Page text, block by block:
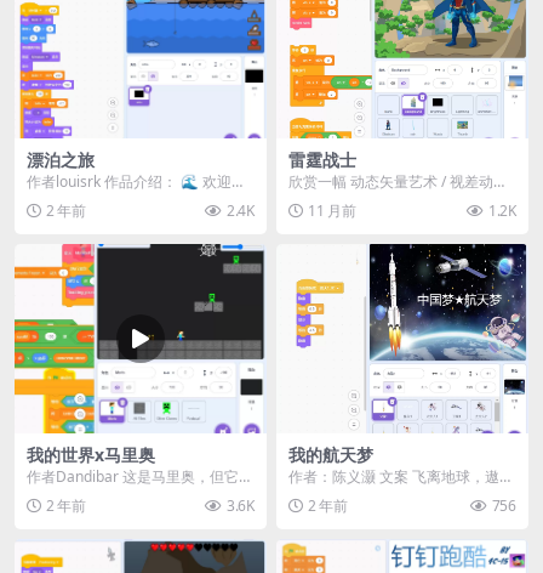
漂泊之旅
作者louisrk 作品介绍： 🌊 欢迎来
到《漂泊之旅》！ 在这款充满探索
与生存...
2 年前 2.4K
雷霆战士
欣赏一幅 动态矢量艺术 / 视差动画
作品。 📖 故事背景 本名：马克斯·
贾斯提斯...
11 月前 1.2K
我的世界x马里奥
作者Dandibar 这是马里奥，但它是
我的世界！ 《我的世界》的男性皮
肤史蒂夫...
2 年前 3.6K
我的航天梦
作者：陈义灏 文案 飞离地球，遨游
太空，是中华民族很久以来的 梦
想，在中国古代，...
2 年前 756